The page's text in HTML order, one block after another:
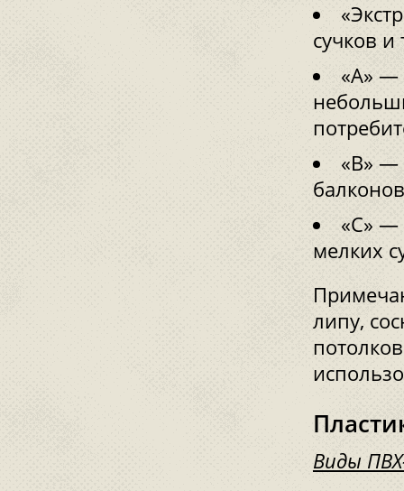
сучков
«А» —
«В» —
«С» —
мелких
липу,
Виды